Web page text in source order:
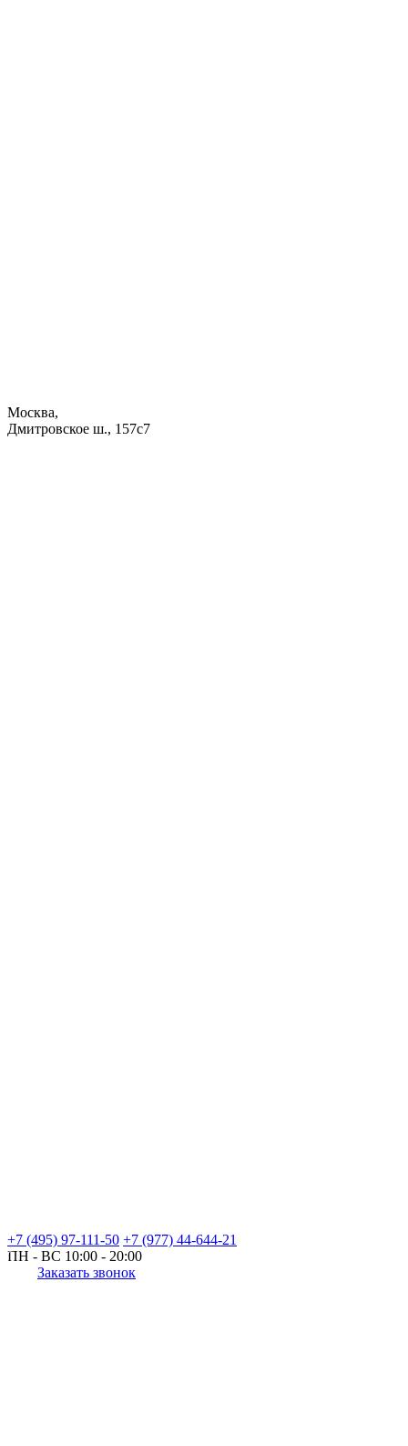
Москва,
Дмитровское ш., 157с7
+7 (495) 97-111-50 +7 (977) 44-644-21
ПН - ВС 10:00 - 20:00
Заказать звонок